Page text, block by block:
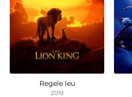
Regele leu
2019